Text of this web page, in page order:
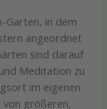
Garten, in dem
angeordnet
sind darauf
Meditation zu
im eigenen
von größeren,